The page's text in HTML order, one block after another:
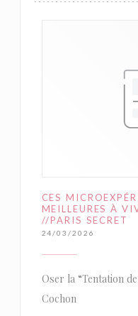
CES
MEILLEURES À
//PARIS SECRET
24/03/2026
Oser la “Tentation
Cochon